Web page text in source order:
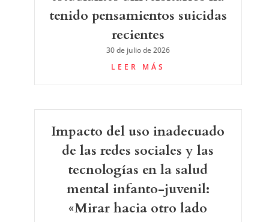
tenido pensamientos suicidas
recientes
30 de julio de 2026
LEER MÁS
Impacto del uso inadecuado
de las redes sociales y las
tecnologías en la salud
mental infanto-juvenil:
«Mirar hacia otro lado